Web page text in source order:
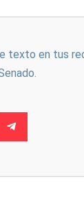
texto en tus